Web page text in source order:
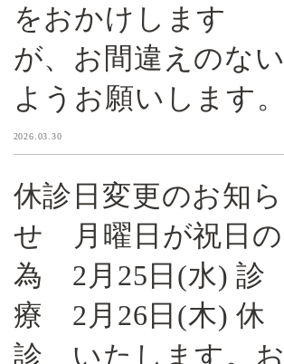
をおかけします
が、お間違えのない
ようお願いします。
2026.03.30
休診日変更のお知ら
せ 月曜日が祝日の
為 2月25日(水) 診
療 2月26日(木) 休
診 いたします。お